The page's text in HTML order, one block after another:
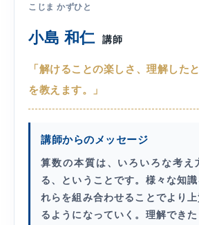
こじま かずひと
小島 和仁 講師
「解けることの楽しさ、理解した
を教えます。」
講師からのメッセージ
算数の本質は、いろいろな考え
る、ということです。様々な知
れらを組み合わせることでより
るようになっていく。理解でき